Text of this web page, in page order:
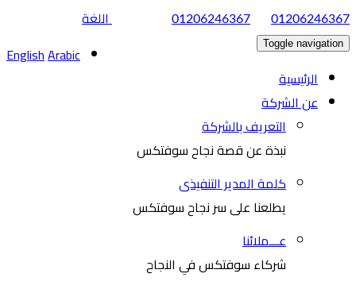
01206246367
01206246367
اللغة
EnglishArabic Toggle navigation
الرئيسية
عن الشركة
التعريف بالشركة
نبذة عن قصة نجاح سوفتكس
كلمة المدير التنفيذى
يطلعنا على سر نجاح سوفتكس
عـــملائنا
شركاء سوفتكس في النجاح